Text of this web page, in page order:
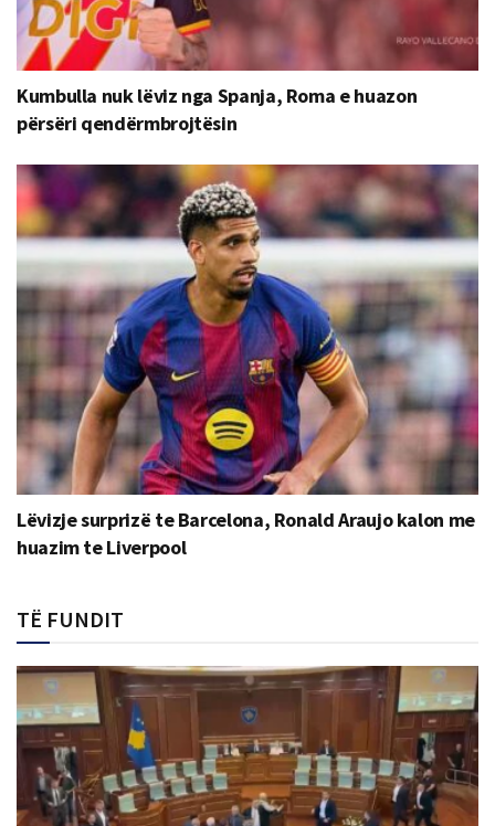
Kumbulla nuk lëviz nga Spanja, Roma e huazon
përsëri qendërmbrojtësin
Lëvizje surprizë te Barcelona, Ronald Araujo kalon me
huazim te Liverpool
TË FUNDIT